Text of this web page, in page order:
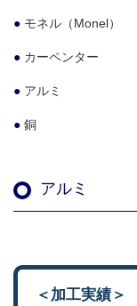
モネル（Monel）
カーペンター
アルミ
銅
アルミ
＜加工実績＞